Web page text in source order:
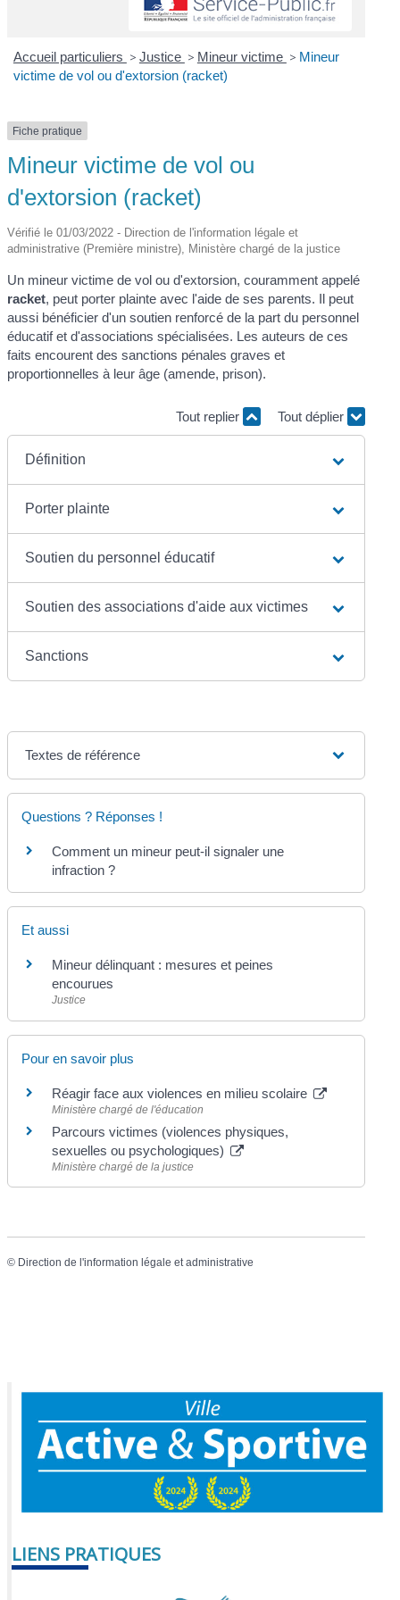
Accueil particuliers > Justice > Mineur victime > Mineur
victime de vol ou d'extorsion (racket)
Fiche pratique
Mineur victime de vol ou
d'extorsion (racket)
Vérifié le 01/03/2022 - Direction de l'information légale et
administrative (Première ministre), Ministère chargé de la justice
Un mineur victime de vol ou d'extorsion, couramment appelé
racket, peut porter plainte avec l'aide de ses parents. Il peut
aussi bénéficier d'un soutien renforcé de la part du personnel
éducatif et d'associations spécialisées. Les auteurs de ces
faits encourent des sanctions pénales graves et
proportionnelles à leur âge (amende, prison).
Tout replier Tout déplier
Définition
Porter plainte
Soutien du personnel éducatif
Soutien des associations d'aide aux victimes
Sanctions
Textes de référence
Questions ? Réponses !
Comment un mineur peut-il signaler une
infraction ?
Et aussi
Mineur délinquant : mesures et peines
encourues
Justice
Pour en savoir plus
Réagir face aux violences en milieu scolaire
Ministère chargé de l'éducation
Parcours victimes (violences physiques,
sexuelles ou psychologiques)
Ministère chargé de la justice
© Direction de l'information légale et administrative
LIENS PRATIQUES